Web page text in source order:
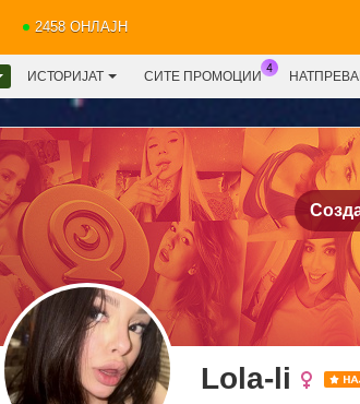
2458 ОНЛАЈН
ИСТОРИЈАТ СИТЕ ПРОМОЦИИ
Lola-li